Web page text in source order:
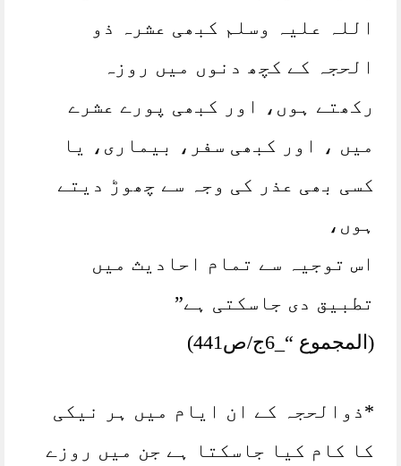
اللہ علیہ وسلم کبھی عشرہ ذو
الحجہ کے کچھ دنوں میں روزہ
رکھتے ہوں، اور کبھی پورے عشرے
میں ، اور کبھی سفر، بیماری، یا
کسی بھی عذر کی وجہ سے چھوڑ دیتے
ہوں،
اس توجیہ سے تمام احادیث میں
تطبیق دی جاسکتی ہے”
(المجموع “_6ج/ص441)
*ذوالحجہ کے ان ایام میں ہر نیکی
کا کام کیا جاسکتا ہے جن میں روزے